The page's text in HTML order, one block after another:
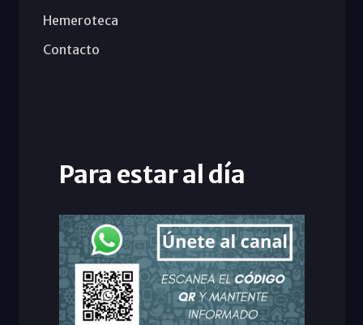
Hemeroteca
Contacto
Para estar al día